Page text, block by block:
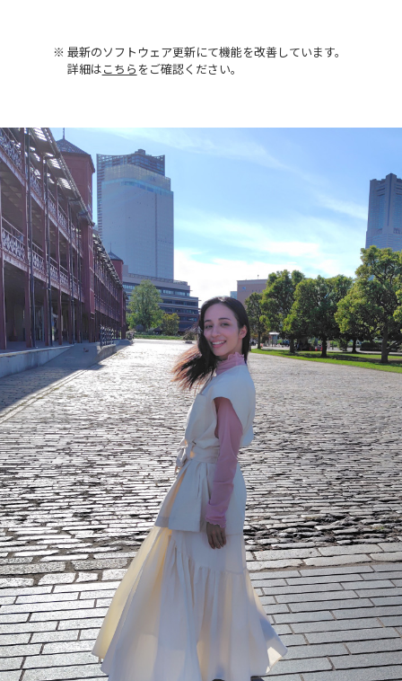
※ 最新のソフトウェア更新にて機能を改善しています。
詳細はこちら をご確認ください。